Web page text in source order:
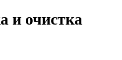
и очистка